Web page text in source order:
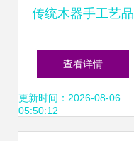
传统木器手工艺品
匠心雕琢的自然之
美
查看详情
更新时间：2026-08-06
05:50:12